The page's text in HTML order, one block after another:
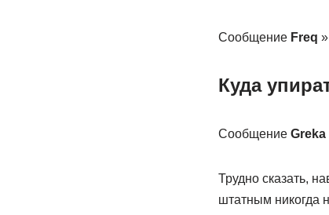
Сообщение Freq
Куда
Сообщение Greka
Трудно сказать,
штатным никогда